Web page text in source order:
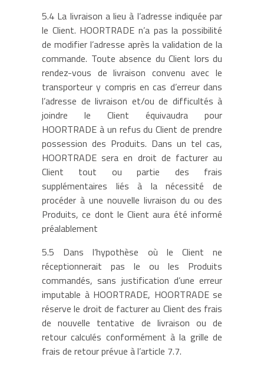
5.4 La livraison a lieu à l’adresse indiquée par
le Client. HOORTRADE n’a pas la possibilité
de modifier l’adresse après la validation de la
commande. Toute absence du Client lors du
rendez-vous de livraison convenu avec le
transporteur y compris en cas d’erreur dans
l’adresse de livraison et/ou de difficultés à
joindre le Client équivaudra pour
HOORTRADE à un refus du Client de prendre
possession des Produits. Dans un tel cas,
HOORTRADE sera en droit de facturer au
Client tout ou partie des frais
supplémentaires liés à la nécessité de
procéder à une nouvelle livraison du ou des
Produits, ce dont le Client aura été informé
préalablement
5.5 Dans l’hypothèse où le Client ne
réceptionnerait pas le ou les Produits
commandés, sans justification d’une erreur
imputable à HOORTRADE, HOORTRADE se
réserve le droit de facturer au Client des frais
de nouvelle tentative de livraison ou de
retour calculés conformément à la grille de
frais de retour prévue à l’article 7.7.